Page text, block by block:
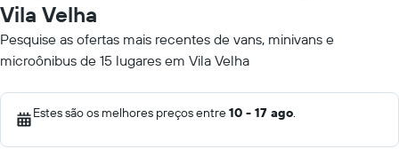
Vila Velha
Pesquise as ofertas mais recentes de vans, minivans e
microônibus de 15 lugares em Vila Velha
Estes são os melhores preços entre10 - 17 ago.